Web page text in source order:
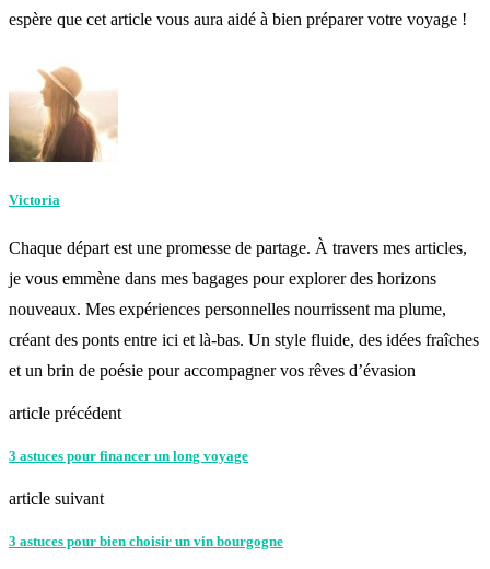
espère que cet article vous aura aidé à bien préparer votre voyage !
Victoria
Chaque départ est une promesse de partage. À travers mes articles,
je vous emmène dans mes bagages pour explorer des horizons
nouveaux. Mes expériences personnelles nourrissent ma plume,
créant des ponts entre ici et là-bas. Un style fluide, des idées fraîches
et un brin de poésie pour accompagner vos rêves d’évasion
article précédent
3 astuces pour financer un long voyage
article suivant
3 astuces pour bien choisir un vin bourgogne